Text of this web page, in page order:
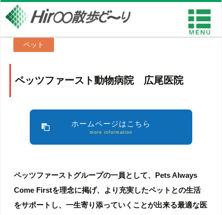
ペット
ペッツファースト動物病院 広尾医院
ホームページはこちら
more information
ペッツファーストグループの一員として、Pets Always
Come Firstを理念に掲げ、より充実したペットとの生活
をサポートし、一生寄り添っていくことが出来る最適な医